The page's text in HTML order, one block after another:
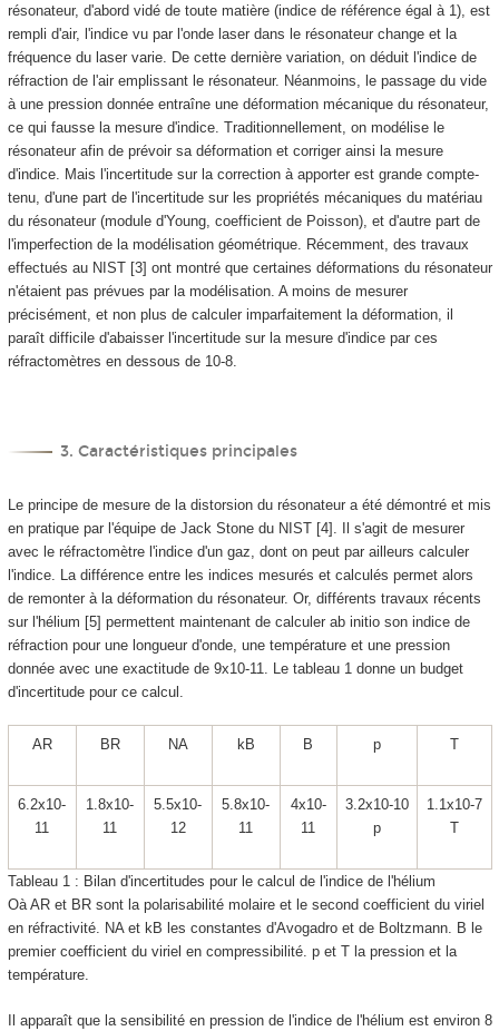
résonateur, d'abord vidé de toute matière (indice de référence égal à 1), est
rempli d'air, l'indice vu par l'onde laser dans le résonateur change et la
fréquence du laser varie. De cette dernière variation, on déduit l'indice de
réfraction de l'air emplissant le résonateur. Néanmoins, le passage du vide
à une pression donnée entraîne une déformation mécanique du résonateur,
ce qui fausse la mesure d'indice. Traditionnellement, on modélise le
résonateur afin de prévoir sa déformation et corriger ainsi la mesure
d'indice. Mais l'incertitude sur la correction à apporter est grande compte-
tenu, d'une part de l'incertitude sur les propriétés mécaniques du matériau
du résonateur (module d'Young, coefficient de Poisson), et d'autre part de
l'imperfection de la modélisation géométrique. Récemment, des travaux
effectués au NIST [3] ont montré que certaines déformations du résonateur
n'étaient pas prévues par la modélisation. A moins de mesurer
précisément, et non plus de calculer imparfaitement la déformation, il
paraît difficile d'abaisser l'incertitude sur la mesure d'indice par ces
réfractomètres en dessous de 10-8.
3. Caractéristiques principales
Le principe de mesure de la distorsion du résonateur a été démontré et mis
en pratique par l'équipe de Jack Stone du NIST [4]. Il s'agit de mesurer
avec le réfractomètre l'indice d'un gaz, dont on peut par ailleurs calculer
l'indice. La différence entre les indices mesurés et calculés permet alors
de remonter à la déformation du résonateur. Or, différents travaux récents
sur l'hélium [5] permettent maintenant de calculer ab initio son indice de
réfraction pour une longueur d'onde, une température et une pression
donnée avec une exactitude de 9x10-11 . Le tableau 1 donne un budget
d'incertitude pour ce calcul.
AR B R NA kB B p T
6.2x10-
11
1.8x10-
11
5.5x10-
12
5.8x10-
11
4x10-
11
3.2x10-10
p
1.1x10-7
T
Tableau 1 : Bilan d'incertitudes pour le calcul de l'indice de l'hélium
Oà ARet B Rsont la polarisabilité molaire et le second coefficient du viriel
en réfractivité. NAet kB les constantes d'Avogadro et de Boltzmann. B le
premier coefficient du viriel en compressibilité. p et T la pression et la
température.
Il apparaît que la sensibilité en pression de l'indice de l'hélium est environ 8